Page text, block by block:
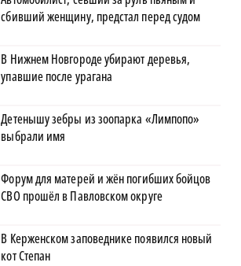
сбивший женщину, предстал перед судом
В Нижнем Новгороде убирают деревья,
упавшие после урагана
Детенышу зебры из зоопарка «Лимпопо»
выбрали имя
Форум для матерей и жён погибших бойцов
СВО прошёл в Павловском округе
В Керженском заповеднике появился новый
кот Степан